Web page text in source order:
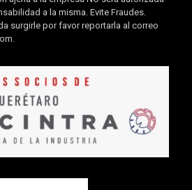
a la misma. Evite Fraudes.
surgirle por favor reportarla al correo
.